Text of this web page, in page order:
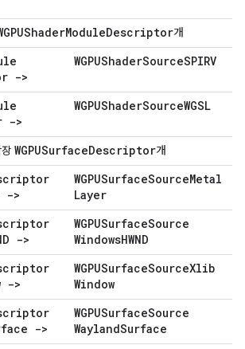
ModuleDescriptor개
->
WGPUShaderSourceSPIRV
->
WGPUShaderSourceWGSL
WGPUSurfaceDescriptor개
->
WGPUSurfaceSourceMetal
Layer
->
WGPUSurfaceSource
WindowsHWND
->
WGPUSurfaceSourceXlib
Window
->
WGPUSurfaceSource
WaylandSurface